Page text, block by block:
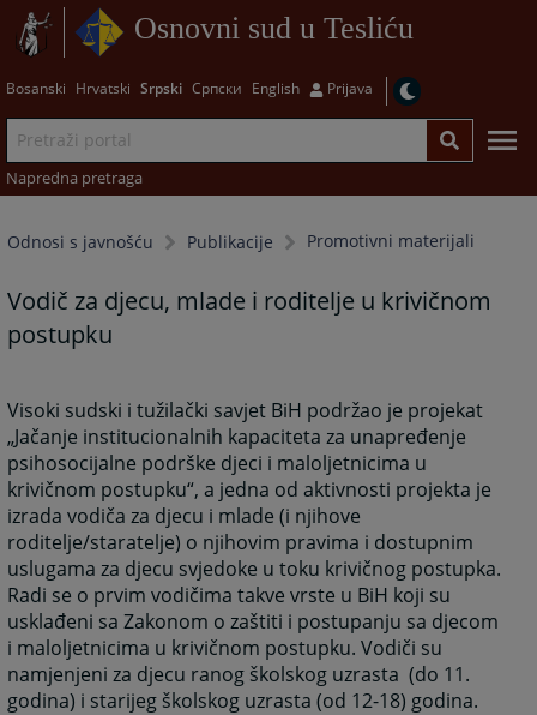
Osnovni sud u Tesliću
Bosanski Hrvatski Srpski Српски English Prijava
Napredna pretraga
Odnosi s javnošću Publikacije Promotivni materijali
Vodič za djecu, mlade i roditelje u krivičnom
postupku
Visoki sudski i tužilački savjet BiH podržao je projekat
„Jačanje institucionalnih kapaciteta za unapređenje
psihosocijalne podrške djeci i maloljetnicima u
krivičnom postupku“, a jedna od aktivnosti projekta je
izrada vodiča za djecu i mlade (i njihove
roditelje/staratelje) o njihovim pravima i dostupnim
uslugama za djecu svjedoke u toku krivičnog postupka.
Radi se o prvim vodičima takve vrste u BiH koji su
usklađeni sa Zakonom o zaštiti i postupanju sa djecom
i maloljetnicima u krivičnom postupku. Vodiči su
namjenjeni za djecu ranog školskog uzrasta (do 11.
godina) i starijeg školskog uzrasta (od 12-18) godina.